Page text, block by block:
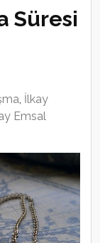
Süresi
, İlkay
Emsal